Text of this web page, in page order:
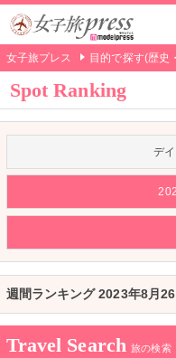
女子旅プレス 目的で探す(歴史
Spot Ranking
デ
週間ランキング 2023年8月
Travel Search 旅の検索